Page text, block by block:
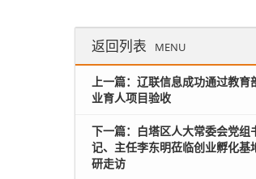
返回列表 MENU
上一篇：辽联信息成功通过教育
业育人项目验收
下一篇：白塔区人大常委会党组
记、主任李东明莅临创业孵化基
研走访